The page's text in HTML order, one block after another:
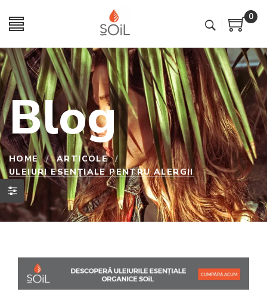
0
Blog
HOME / ARTICOLE
/
ULEIURI ESENȚIALE PENTRU ALERGII